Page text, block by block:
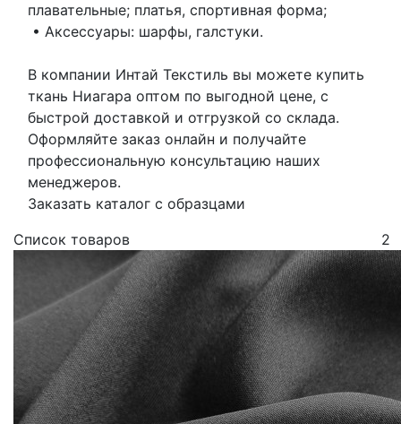
плавательные; платья, спортивная форма;
• Аксессуары: шарфы, галстуки.
В компании Интай Текстиль вы можете купить
ткань Ниагара оптом по выгодной цене, с
быстрой доставкой и отгрузкой со склада.
Оформляйте заказ онлайн и получайте
профессиональную консультацию наших
менеджеров.
Заказать каталог с образцами
Список товаров
2